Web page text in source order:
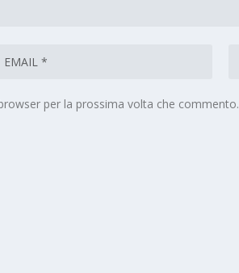
per la prossima volta che commento.